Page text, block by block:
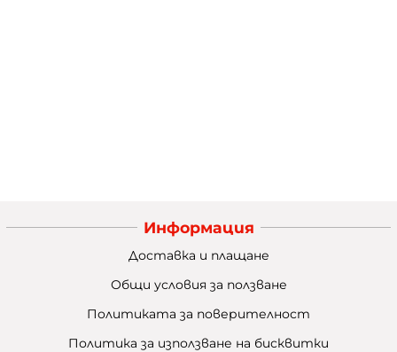
Информация
Доставка и плащане
Общи условия за ползване
Политиката за поверителност
Политика за използване на бисквитки